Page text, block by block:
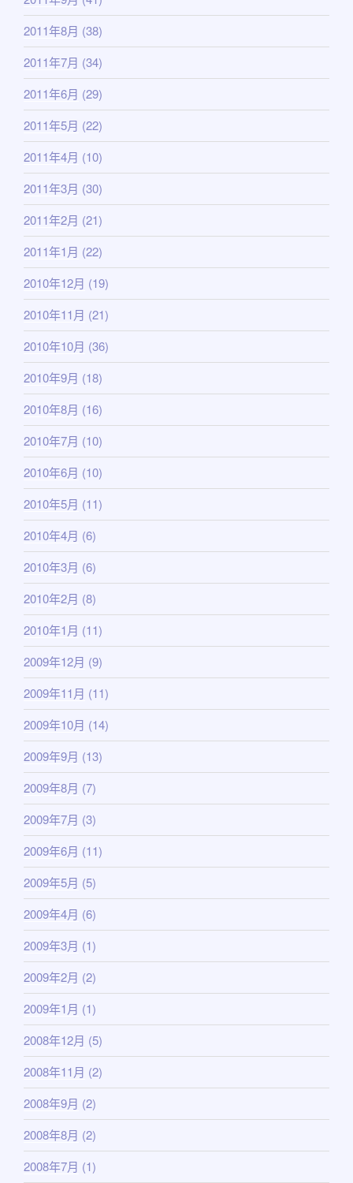
2011年8月 (38)
2011年7月 (34)
2011年6月 (29)
2011年5月 (22)
2011年4月 (10)
2011年3月 (30)
2011年2月 (21)
2011年1月 (22)
2010年12月 (19)
2010年11月 (21)
2010年10月 (36)
2010年9月 (18)
2010年8月 (16)
2010年7月 (10)
2010年6月 (10)
2010年5月 (11)
2010年4月 (6)
2010年3月 (6)
2010年2月 (8)
2010年1月 (11)
2009年12月 (9)
2009年11月 (11)
2009年10月 (14)
2009年9月 (13)
2009年8月 (7)
2009年7月 (3)
2009年6月 (11)
2009年5月 (5)
2009年4月 (6)
2009年3月 (1)
2009年2月 (2)
2009年1月 (1)
2008年12月 (5)
2008年11月 (2)
2008年9月 (2)
2008年8月 (2)
2008年7月 (1)